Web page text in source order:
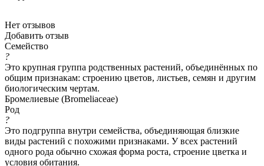
Нет отзывов
Добавить отзыв
Семейство
?
Это крупная группа родственных растений, объединённых по
общим признакам: строению цветов, листьев, семян и другим
биологическим чертам.
Бромелиевые (Bromeliaceae)
Род
?
Это подгруппа внутри семейства, объединяющая близкие
виды растений с похожими признаками. У всех растений
одного рода обычно схожая форма роста, строение цветка и
условия обитания.